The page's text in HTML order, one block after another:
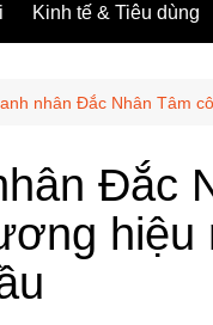
Kinh tế & Tiêu dùng
nhân Đắc Nhân Tâm
Đắc
hiệu